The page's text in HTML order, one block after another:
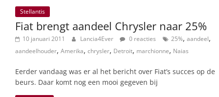
Stellantis
Fiat brengt aandeel Chrysler naar 25%
10 januari 2011 Lancia4Ever 0 reacties 25%, aandeel,
aandeelhouder, Amerika, chrysler, Detroit, marchionne, Naias
Eerder vandaag was er al het bericht over Fiat’s succes op de
beurs. Daar komt nog een mooi gegeven bij